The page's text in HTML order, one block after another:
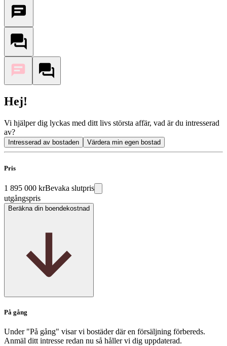
Hej!
Vi hjälper dig lyckas med ditt livs största affär, vad är du intresserad
av?
Intresserad av bostaden Värdera min egen bostad
Pris
1 895 000 krBevaka slutpris
utgångspris
Beräkna din boendekostnad
På gång
Under "På gång" visar vi bostäder där en försäljning förbereds.
Anmäl ditt intresse redan nu så håller vi dig uppdaterad.